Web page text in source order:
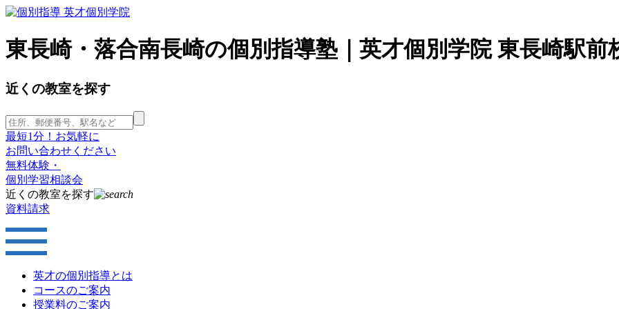
東長崎・落合南長崎の個別指導塾｜英才個別学院 東長崎駅前
近くの教室を探す
最短1分！お気軽に
お問い合わせください
無料体験・
個別学習相談会
近くの教室を探す
資料請求
英才の個別指導とは
コースのご案内
授業料のご案内